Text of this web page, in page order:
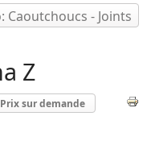
Caoutchoucs - Joints
Z
Prix sur demande